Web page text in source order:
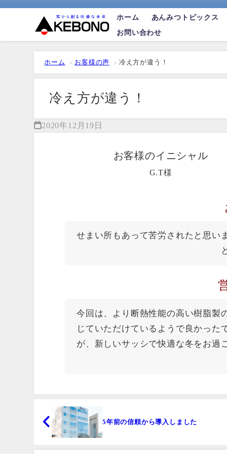
ホーム
あんみつトピックス
お問い合わせ
ホーム お客様の声 冷え方が違う！
冷え方が違う！
2020年12月19日
お客様のイニシャル
G.T様
せまい所もあって苦労されたと思い
今回は、より断熱性能の高い樹脂製
じていただけているようで良かった
が、新しいサッシで快適な冬をお過
5年前の信頼から導入しました